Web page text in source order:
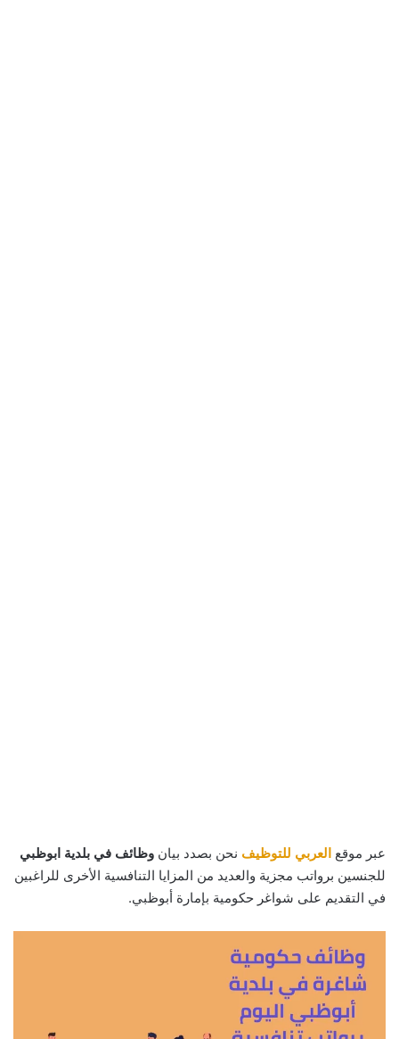
عبر موقع العربي للتوظيف نحن بصدد بيان وظائف في بلدية ابوظبي
للجنسين برواتب مجزية والعديد من المزايا التنافسية الأخرى للراغبين
في التقديم على شواغر حكومية بإمارة أبوظبي.